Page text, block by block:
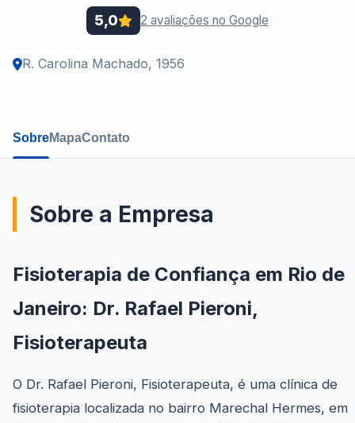
5,0 2 avaliações no Google
R. Carolina Machado, 1956
SobreMapaContato
Sobre a Empresa
Fisioterapia de Confiança em Rio de
Janeiro: Dr. Rafael Pieroni,
Fisioterapeuta
O Dr. Rafael Pieroni, Fisioterapeuta, é uma clínica de
fisioterapia localizada no bairro Marechal Hermes, em